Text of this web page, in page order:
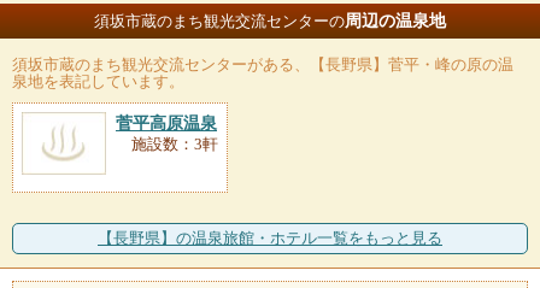
須坂市蔵のまち観光交流センターの周辺の温泉地
須坂市蔵のまち観光交流センターがある、【長野県】菅平・峰の原の温
泉地を表記しています。
菅平高原温泉
施設数：3軒
【長野県】の温泉旅館・ホテル一覧をもっと見る